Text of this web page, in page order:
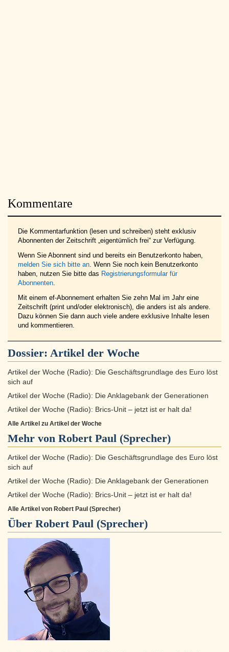
Kommentare
Die Kommentarfunktion (lesen und schreiben) steht exklusiv
Abonnenten der Zeitschrift „eigentümlich frei“ zur Verfügung.
Wenn Sie Abonnent sind und bereits ein Benutzerkonto haben,
melden Sie sich bitte an. Wenn Sie noch kein Benutzerkonto
haben, nutzen Sie bitte das Registrierungsformular für
Abonnenten.
Mit einem ef-Abonnement erhalten Sie zehn Mal im Jahr eine
Zeitschrift (print und/oder elektronisch), die anders ist als andere.
Dazu können Sie dann auch viele andere exklusive Inhalte lesen
und kommentieren.
Dossier: Artikel der Woche
Artikel der Woche (Radio): Die Geschäftsgrundlage des Euro löst
sich auf
Artikel der Woche (Radio): Die Anklagebank der Generationen
Artikel der Woche (Radio): Brics-Unit – jetzt ist er halt da!
Alle Artikel zu Artikel der Woche
Mehr von Robert Paul (Sprecher)
Artikel der Woche (Radio): Die Geschäftsgrundlage des Euro löst
sich auf
Artikel der Woche (Radio): Die Anklagebank der Generationen
Artikel der Woche (Radio): Brics-Unit – jetzt ist er halt da!
Alle Artikel von Robert Paul (Sprecher)
Über Robert Paul (Sprecher)